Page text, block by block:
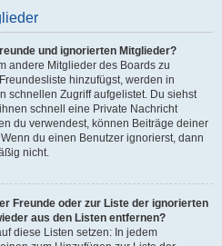
und ignorierten Mitglieder?
andere Mitglieder des Boards zu
hinzufügst, werden in
schnellen Zugriff aufgelistet. Du siehst
schnell eine Private Nachricht
du verwendest, können Beiträge deiner
du einen Benutzer ignorierst, dann
nicht.
Freunde oder zur Liste der ignorierten
aus den Listen entfernen?
diese Listen setzen: In jedem